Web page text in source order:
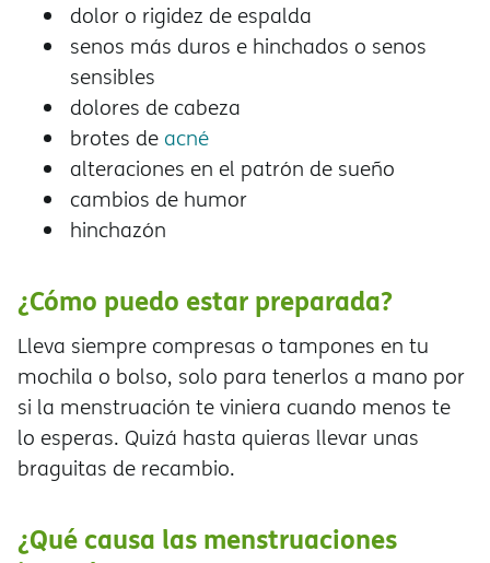
dolor o rigidez de espalda
senos más duros e hinchados o senos
sensibles
dolores de cabeza
brotes de acné
alteraciones en el patrón de sueño
cambios de humor
hinchazón
¿Cómo puedo estar preparada?
Lleva siempre compresas o tampones en tu
mochila o bolso, solo para tenerlos a mano por
si la menstruación te viniera cuando menos te
lo esperas. Quizá hasta quieras llevar unas
braguitas de recambio.
¿Qué causa las menstruaciones